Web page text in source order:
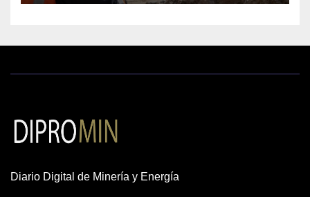
Diario Digital de Minería y Energía